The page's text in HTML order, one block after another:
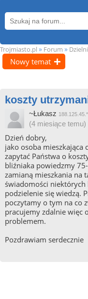
Trojmiasto.pl » Forum »
Nowy temat
koszty
~Łukasz 188.125.45.*
(4 miesiące temu)
Dzień dobry,
jako osoba mieszkająca
zapytać Państwa o
bliźniaka powiedzmy
zamianą mieszkania na
świadomości
podzielenie się wiedzą.
poczytamy o tym na co
pracujemy zdalnie więc
problemem.
Pozdrawiam serdecznie